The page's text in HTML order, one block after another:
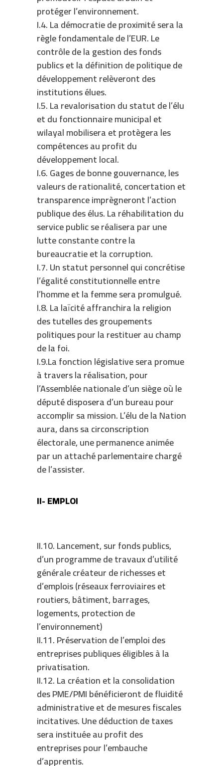
protéger l’environnement.
I.4. La démocratie de proximité sera la
règle fondamentale de l’EUR. Le
contrôle de la gestion des fonds
publics et la définition de politique de
développement relèveront des
institutions élues.
I.5. La revalorisation du statut de l’élu
et du fonctionnaire municipal et
wilayal mobilisera et protègera les
compétences au profit du
développement local.
I.6. Gages de bonne gouvernance, les
valeurs de rationalité, concertation et
transparence imprègneront l’action
publique des élus. La réhabilitation du
service public se réalisera par une
lutte constante contre la
bureaucratie et la corruption.
I.7. Un statut personnel qui concrétise
l’égalité constitutionnelle entre
l’homme et la femme sera promulgué.
I.8. La laïcité affranchira la religion
des tutelles des groupements
politiques pour la restituer au champ
de la foi.
I.9.La fonction législative sera promue
à travers la réalisation, pour
l’Assemblée nationale d’un siège où le
député disposera d’un bureau pour
accomplir sa mission. L’élu de la Nation
aura, dans sa circonscription
électorale, une permanence animée
par un attaché parlementaire chargé
de l’assister.
II- EMPLOI
II.10. Lancement, sur fonds publics,
d’un programme de travaux d’utilité
générale créateur de richesses et
d’emplois (réseaux ferroviaires et
routiers, bâtiment, barrages,
logements, protection de
l’environnement)
II.11. Préservation de l’emploi des
entreprises publiques éligibles à la
privatisation.
II.12. La création et la consolidation
des PME/PMI bénéficieront de fluidité
administrative et de mesures fiscales
incitatives. Une déduction de taxes
sera instituée au profit des
entreprises pour l’embauche
d’apprentis.